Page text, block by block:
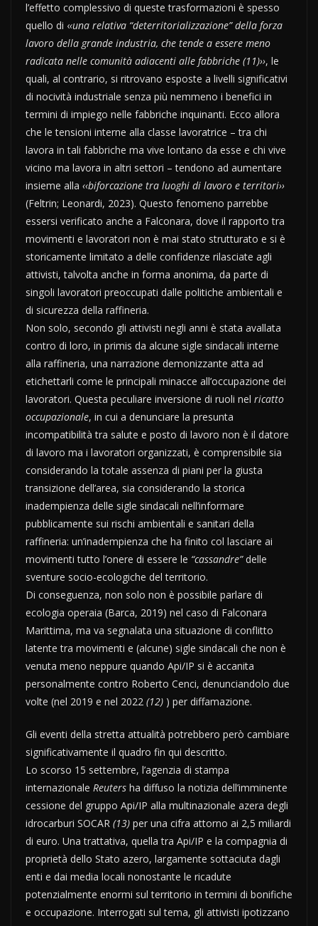
l’effetto complessivo di queste trasformazioni è spesso
quello di ‹‹una relativa “deterritorializzazione” della forza
lavoro della grande industria, che tende a essere meno
radicata nelle comunità adiacenti alle fabbriche (11)››, le
quali, al contrario, si ritrovano esposte a livelli significativi
di nocività industriale senza più nemmeno i benefici in
termini di impiego nelle fabbriche inquinanti. Ecco allora
che le tensioni interne alla classe lavoratrice – tra chi
lavora in tali fabbriche ma vive lontano da esse e chi vive
vicino ma lavora in altri settori – tendono ad aumentare
insieme alla ‹‹biforcazione tra luoghi di lavoro e territori››
(Feltrin; Leonardi, 2023). Questo fenomeno parrebbe
essersi verificato anche a Falconara, dove il rapporto tra
movimenti e lavoratori non è mai stato strutturato e si è
storicamente limitato a delle confidenze rilasciate agli
attivisti, talvolta anche in forma anonima, da parte di
singoli lavoratori preoccupati dalle politiche ambientali e
di sicurezza della raffineria.
Non solo, secondo gli attivisti negli anni è stata avallata
contro di loro, in primis da alcune sigle sindacali interne
alla raffineria, una narrazione demonizzante atta ad
etichettarli come le principali minacce all’occupazione dei
lavoratori. Questa peculiare inversione di ruoli nel ricatto
occupazionale, in cui a denunciare la presunta
incompatibilità tra salute e posto di lavoro non è il datore
di lavoro ma i lavoratori organizzati, è comprensibile sia
considerando la totale assenza di piani per la giusta
transizione dell’area, sia considerando la storica
inadempienza delle sigle sindacali nell’informare
pubblicamente sui rischi ambientali e sanitari della
raffineria: un’inadempienza che ha finito col lasciare ai
movimenti tutto l’onere di essere le “cassandre”delle
sventure socio-ecologiche del territorio.
Di conseguenza, non solo non è possibile parlare di
ecologia operaia (Barca, 2019) nel caso di Falconara
Marittima, ma va segnalata una situazione di conflitto
latente tra movimenti e (alcune) sigle sindacali che non è
venuta meno neppure quando Api/IP si è accanita
personalmente contro Roberto Cenci, denunciandolo due
volte (nel 2019 e nel 2022 (12) ) per diffamazione.
Gli eventi della stretta attualità potrebbero però cambiare
significativamente il quadro fin qui descritto.
Lo scorso 15 settembre, l’agenzia di stampa
internazionale Reuters ha diffuso la notizia dell’imminente
cessione del gruppo Api/IP alla multinazionale azera degli
idrocarburi SOCAR (13) per una cifra attorno ai 2,5 miliardi
di euro. Una trattativa, quella tra Api/IP e la compagnia di
proprietà dello Stato azero, largamente sottaciuta dagli
enti e dai media locali nonostante le ricadute
potenzialmente enormi sul territorio in termini di bonifiche
e occupazione. Interrogati sul tema, gli attivisti ipotizzano